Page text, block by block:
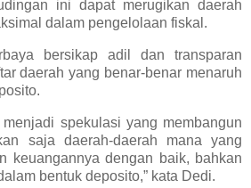
ini dapat merugikan daerah
dalam pengelolaan fiskal.
bersikap adil dan transparan
daerah yang benar-benar menaruh
spekulasi yang membangun
saja daerah-daerah mana yang
keuangannya dengan baik, bahkan
bentuk deposito,” kata Dedi.